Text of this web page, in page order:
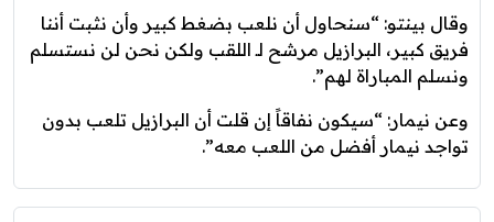
وقال بينتو: “سنحاول أن نلعب بضغط كبير وأن نثبت أننا
فريق كبير، البرازيل مرشح لـ اللقب ولكن نحن لن نستسلم
ونسلم المباراة لهم”.
وعن نيمار: “سيكون نفاقاً إن قلت أن البرازيل تلعب بدون
تواجد نيمار أفضل من اللعب معه”.